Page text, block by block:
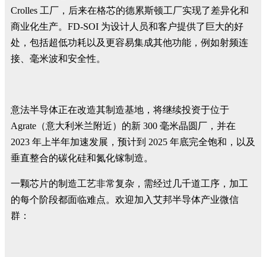
Crolles 工厂，后来在格芯的德累斯顿工厂实现了差异化和
商业化生产。FD-SOI 为设计人员和客户提供了巨大的好
处，包括超低功耗以及更容易集成其他功能，例如射频连
接、毫米波和安全性。
意法半导体正在改造其制造基地，将继续投资于位于
Agrate（意大利米兰附近）的新 300 毫米晶圆厂，并在
2023 年上半年加速发展，预计到 2025 年底完全饱和，以及
垂直整合的碳化硅和氮化镓制造。
一颗芯片的制造工艺非常复杂，需经过几千道工序，加工
的每个阶段都面临难点。欢迎加入艾邦半导体产业微信
群：